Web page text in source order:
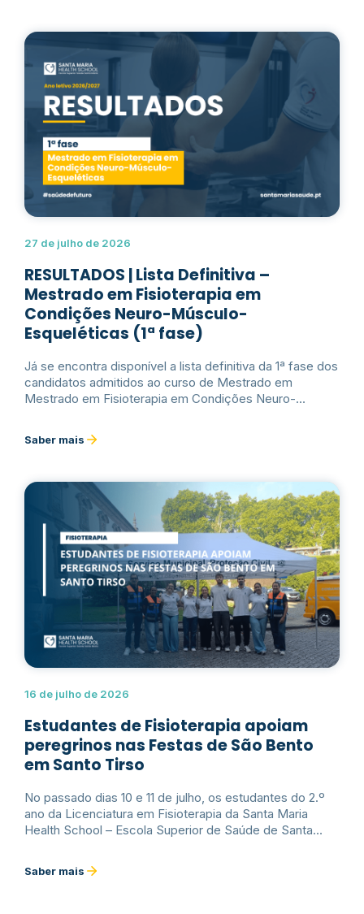
27 de julho de 2026
RESULTADOS | Lista Definitiva –
Mestrado em Fisioterapia em
Condições Neuro-Músculo-
Esqueléticas (1ª fase)
Já se encontra disponível a lista definitiva da 1ª fase dos
candidatos admitidos ao curso de Mestrado em
Mestrado em Fisioterapia em Condições Neuro-
2026/2027.Ler mais
Saber mais
16 de julho de 2026
Estudantes de Fisioterapia apoiam
peregrinos nas Festas de São Bento
em Santo Tirso
No passado dias 10 e 11 de julho, os estudantes do 2.º
ano da Licenciatura em Fisioterapia da Santa Maria
Health School – Escola Superior de Saúde de Santa
mais
Saber mais